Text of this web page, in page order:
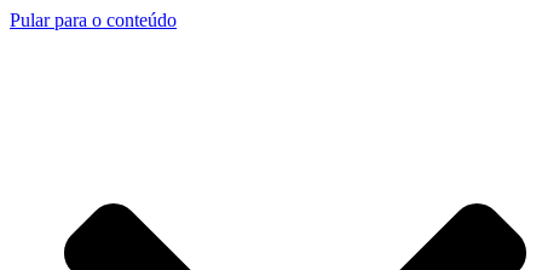
Pular para o conteúdo